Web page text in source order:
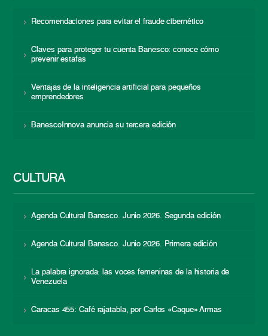
Recomendaciones para evitar el fraude cibernético
Claves para proteger tu cuenta Banesco: conoce cómo
prevenir estafas
Ventajas de la inteligencia artificial para pequeños
emprendedores
BanescoInnova anuncia su tercera edición
CULTURA
Agenda Cultural Banesco. Junio 2026. Segunda edición
Agenda Cultural Banesco. Junio 2026. Primera edición
La palabra ignorada: las voces femeninas de la historia de
Venezuela
Caracas 455: Café rajatabla, por Carlos «Caque» Armas